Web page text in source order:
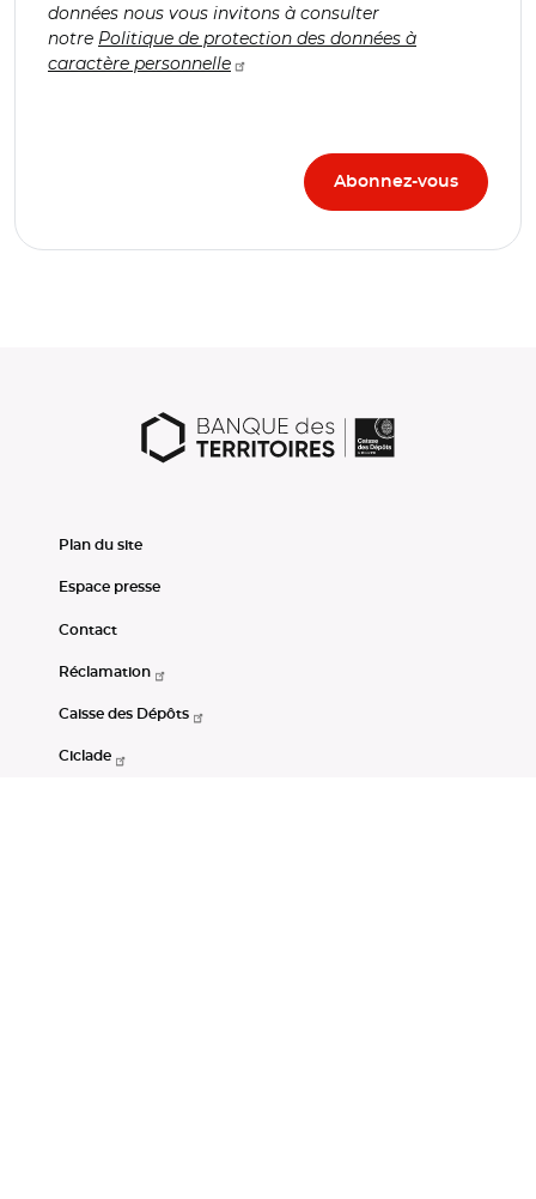
données nous vous invitons à consulter
notre Politique de protection des données à
caractère personnelle
Plan du site
Espace presse
Contact
Réclamation
Caisse des Dépôts
Ciclade